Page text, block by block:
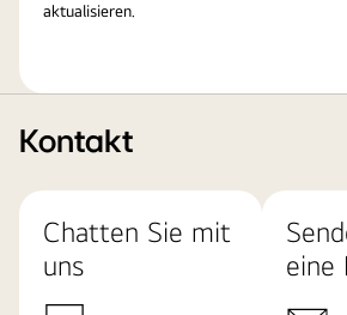
aktualisieren.
Kontakt
Chatten Sie mit
uns
eine